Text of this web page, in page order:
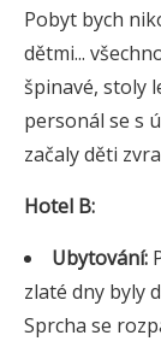
Pobyt bych
dětmi...
špinavé, stoly
personál se s
začaly děti
Hotel B:
Ubytování:
zlaté dny byly
Sprcha se